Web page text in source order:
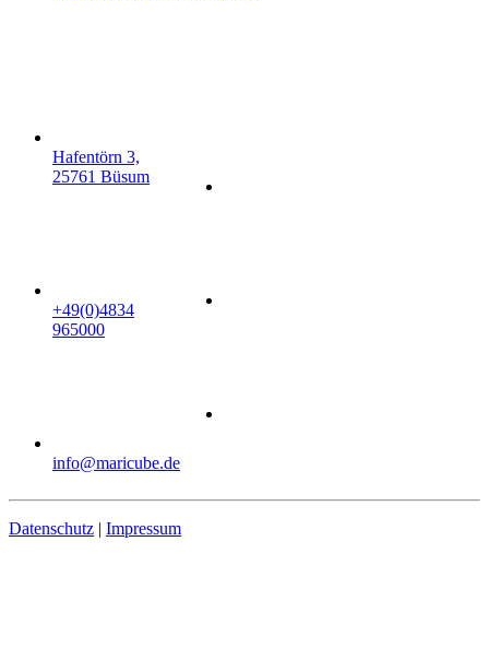
Hafentörn 3,
25761 Büsum
+49(0)4834
965000
info@maricube.de
Datenschutz | Impressum